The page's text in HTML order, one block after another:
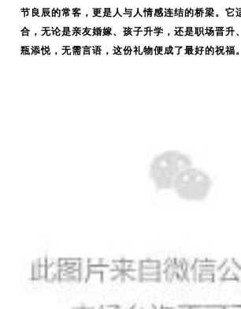
节良辰的常客，更是人与人情感连结的桥梁。它
合，无论是亲友婚嫁、孩子升学，还是职场晋升
瓶添悦，无需言语，这份礼物便成了最好的祝福。